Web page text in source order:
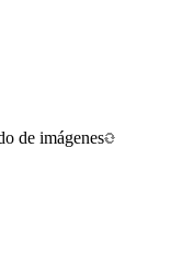
de imágenes